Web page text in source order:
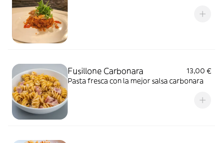
Fusillone Carbonara
13,00 €
Pasta fresca con la mejor salsa carbonara